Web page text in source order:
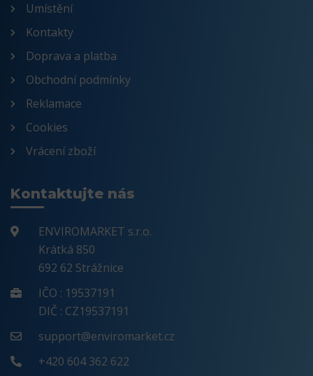
Umístění
Kontakty
Doprava a platba
Obchodní podmínky
Reklamace
Cookies
Vrácení zboží
Kontaktujte nás
ENVIROMARKET s.r.o.
Krátká 850
692 62 Strážnice
IČO : 19537191
DIČ : CZ19537191
support@enviromarket.cz
+420 604 362 622